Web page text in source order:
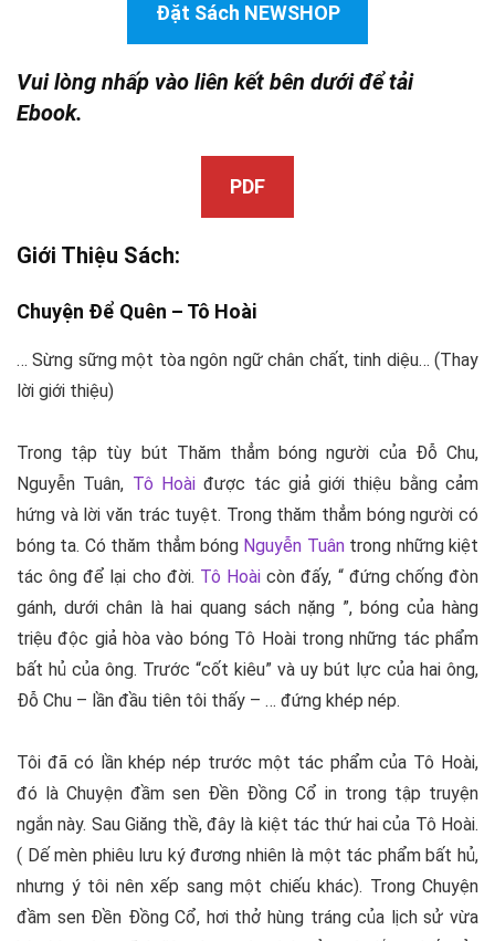
Đặt Sách NEWSHOP
Vui lòng nhấp vào liên kết bên dưới để tải
Ebook.
PDF
Giới Thiệu Sách:
Chuyện Để Quên – Tô Hoài
… Sừng sững một tòa ngôn ngữ chân chất, tinh diệu… (Thay
lời giới thiệu)
Trong tập tùy bút Thăm thẳm bóng người của Đỗ Chu,
Nguyễn Tuân, Tô Hoàiđược tác giả giới thiệu bằng cảm
hứng và lời văn trác tuyệt. Trong thăm thẳm bóng người có
bóng ta. Có thăm thẳm bóng Nguyễn Tuântrong những kiệt
tác ông để lại cho đời. Tô Hoài còn đấy, “ đứng chống đòn
gánh, dưới chân là hai quang sách nặng ”, bóng của hàng
triệu độc giả hòa vào bóng Tô Hoài trong những tác phẩm
bất hủ của ông. Trước “cốt kiêu” và uy bút lực của hai ông,
Đỗ Chu – lần đầu tiên tôi thấy – … đứng khép nép.
Tôi đã có lần khép nép trước một tác phẩm của Tô Hoài,
đó là Chuyện đầm sen Đền Đồng Cổ in trong tập truyện
ngắn này. Sau Giăng thề, đây là kiệt tác thứ hai của Tô Hoài.
( Dế mèn phiêu lưu ký đương nhiên là một tác phẩm bất hủ,
nhưng ý tôi nên xếp sang một chiếu khác). Trong Chuyện
đầm sen Đền Đồng Cổ, hơi thở hùng tráng của lịch sử vừa